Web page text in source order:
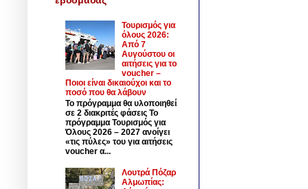
Τουρισμός για
όλους 2026:
Από 7
Αυγούστου οι
αιτήσεις για το
voucher –
Ποιοι είναι δικαιούχοι και το
ποσό που θα λάβουν
Το πρόγραμμα θα υλοποιηθεί
σε 2 διακριτές φάσεις Το
πρόγραμμα Τουρισμός για
Όλους 2026 – 2027 ανοίγει
«τις πύλες» του για αιτήσεις
voucher α...
Λουτρά Πόζαρ
Αλμωπίας: